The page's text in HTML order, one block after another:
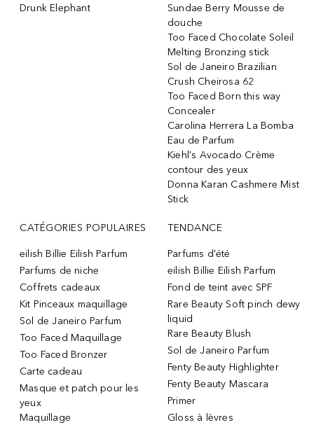
Drunk Elephant
Sundae Berry Mousse de
douche
Too Faced Chocolate Soleil
Melting Bronzing stick
Sol de Janeiro Brazilian
Crush Cheirosa 62
Too Faced Born this way
Concealer
Carolina Herrera La Bomba
Eau de Parfum
Kiehl's Avocado Crème
contour des yeux
Donna Karan Cashmere Mist
Stick
CATÉGORIES POPULAIRES
eilish Billie Eilish Parfum
Parfums de niche
Coffrets cadeaux
Kit Pinceaux maquillage
Sol de Janeiro Parfum
Too Faced Maquillage
Too Faced Bronzer
Carte cadeau
Masque et patch pour les
yeux
Maquillage
TENDANCE
Parfums d'été
eilish Billie Eilish Parfum
Fond de teint avec SPF
Rare Beauty Soft pinch dewy
liquid
Rare Beauty Blush
Sol de Janeiro Parfum
Fenty Beauty Highlighter
Fenty Beauty Mascara
Primer
Gloss à lèvres